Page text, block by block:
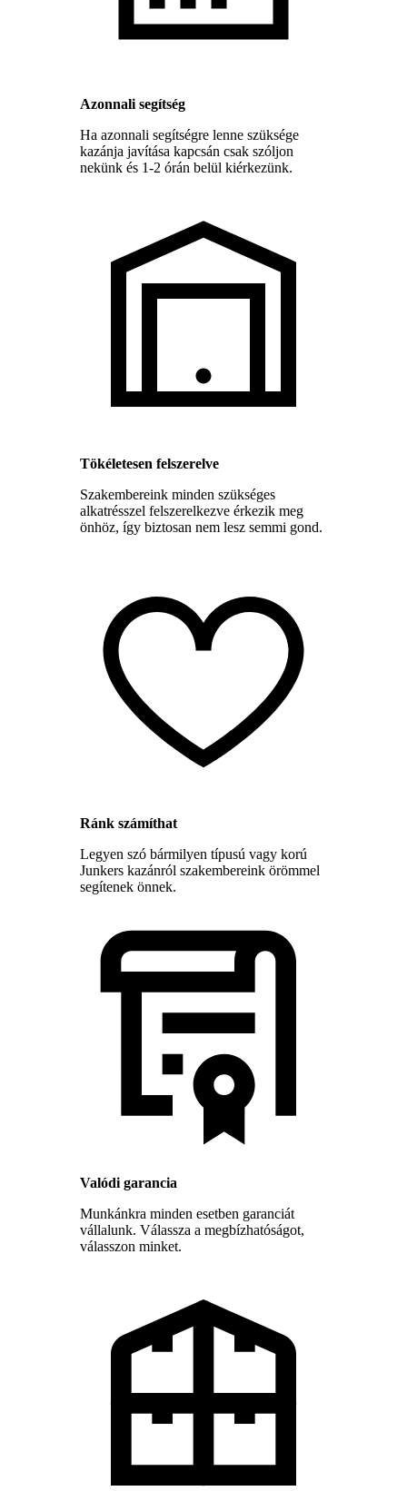
Azonnali segítség
Ha azonnali segítségre lenne szüksége
kazánja javítása kapcsán csak szóljon
nekünk és 1-2 órán belül kiérkezünk.
Tökéletesen felszerelve
Szakembereink minden szükséges
alkatrésszel felszerelkezve érkezik meg
önhöz, így biztosan nem lesz semmi gond.
Ránk számíthat
Legyen szó bármilyen típusú vagy korú
Junkers kazánról szakembereink örömmel
segítenek önnek.
Valódi garancia
Munkánkra minden esetben garanciát
vállalunk. Válassza a megbízhatóságot,
válasszon minket.